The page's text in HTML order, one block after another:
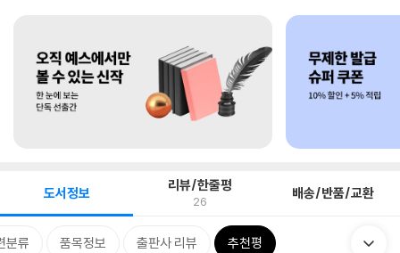
도서정보 리뷰/한줄평
26 배송/반품/교환
분류 품목정보 출판사 리뷰 추천평